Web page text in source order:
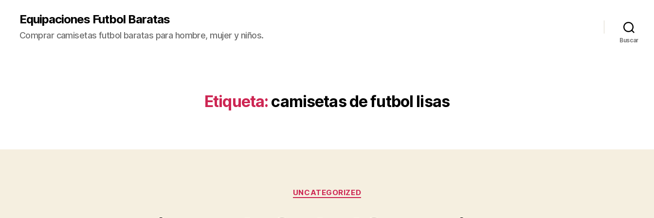
Equipaciones Futbol Baratas
Comprar camisetas futbol baratas para hombre, mujer y niños. Buscar
Etiqueta: camisetas de futbol lisas
Categorías
UNCATEGORIZED